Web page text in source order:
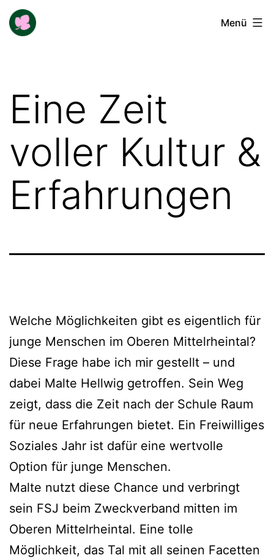
Zum
Inhalt
Buga-
Menü
Eine Zeit
voller Kultur &
Erfahrungen
Welche Möglichkeiten gibt es eigentlich für
junge Menschen im Oberen Mittelrheintal?
Diese Frage habe ich mir gestellt – und
dabei Malte Hellwig getroffen. Sein Weg
zeigt, dass die Zeit nach der Schule Raum
für neue Erfahrungen bietet. Ein Freiwilliges
Soziales Jahr ist dafür eine wertvolle
Option für junge Menschen.
Malte nutzt diese Chance und verbringt
sein FSJ beim Zweckverband mitten im
Oberen Mittelrheintal. Eine tolle
Möglichkeit, das Tal mit all seinen Facetten